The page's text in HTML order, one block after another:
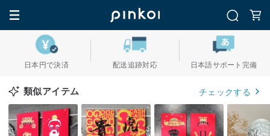
日本円で決済 配送追跡対応 日本語サポート完備
類似アイテム チェックする